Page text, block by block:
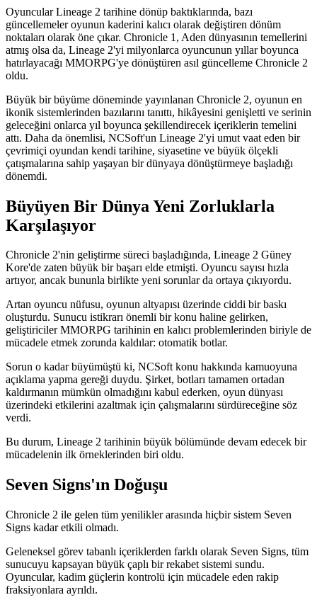
Oyuncular Lineage 2 tarihine dönüp baktıklarında, bazı
güncellemeler oyunun kaderini kalıcı olarak değiştiren dönüm
noktaları olarak öne çıkar. Chronicle 1, Aden dünyasının temellerini
atmış olsa da, Lineage 2'yi milyonlarca oyuncunun yıllar boyunca
hatırlayacağı MMORPG'ye dönüştüren asıl güncelleme Chronicle 2
oldu.
Büyük bir büyüme döneminde yayınlanan Chronicle 2, oyunun en
ikonik sistemlerinden bazılarını tanıttı, hikâyesini genişletti ve serinin
geleceğini onlarca yıl boyunca şekillendirecek içeriklerin temelini
attı. Daha da önemlisi, NCSoft'un Lineage 2'yi umut vaat eden bir
çevrimiçi oyundan kendi tarihine, siyasetine ve büyük ölçekli
çatışmalarına sahip yaşayan bir dünyaya dönüştürmeye başladığı
dönemdi.
Büyüyen Bir Dünya Yeni Zorluklarla
Karşılaşıyor
Chronicle 2'nin geliştirme süreci başladığında, Lineage 2 Güney
Kore'de zaten büyük bir başarı elde etmişti. Oyuncu sayısı hızla
artıyor, ancak bununla birlikte yeni sorunlar da ortaya çıkıyordu.
Artan oyuncu nüfusu, oyunun altyapısı üzerinde ciddi bir baskı
oluşturdu. Sunucu istikrarı önemli bir konu haline gelirken,
geliştiriciler MMORPG tarihinin en kalıcı problemlerinden biriyle de
mücadele etmek zorunda kaldılar: otomatik botlar.
Sorun o kadar büyümüştü ki, NCSoft konu hakkında kamuoyuna
açıklama yapma gereği duydu. Şirket, botları tamamen ortadan
kaldırmanın mümkün olmadığını kabul ederken, oyun dünyası
üzerindeki etkilerini azaltmak için çalışmalarını sürdüreceğine söz
verdi.
Bu durum, Lineage 2 tarihinin büyük bölümünde devam edecek bir
mücadelenin ilk örneklerinden biri oldu.
Seven Signs'ın Doğuşu
Chronicle 2 ile gelen tüm yenilikler arasında hiçbir sistem Seven
Signs kadar etkili olmadı.
Geleneksel görev tabanlı içeriklerden farklı olarak Seven Signs, tüm
sunucuyu kapsayan büyük çaplı bir rekabet sistemi sundu.
Oyuncular, kadim güçlerin kontrolü için mücadele eden rakip
fraksiyonlara ayrıldı.